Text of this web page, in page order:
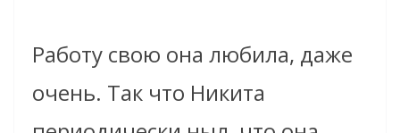
Работу свою она любила, даже
очень. Так что Никита